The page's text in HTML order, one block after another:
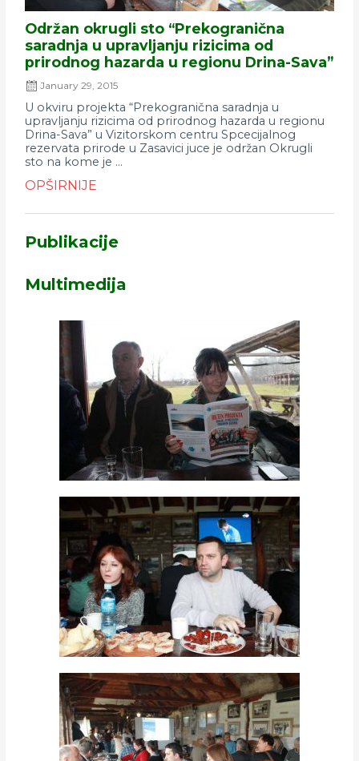
Održan okrugli sto “Prekogranična
saradnja u upravljanju rizicima od
prirodnog hazarda u regionu Drina-Sava”
January 29, 2015
U okviru projekta “Prekogranična saradnja u
upravljanju rizicima od prirodnog hazarda u regionu
Drina-Sava” u Vizitorskom centru Spcecijalnog
rezervata prirode u Zasavici juce je održan Okrugli
sto na kome je ...
OPŠIRNIJE
Publikacije
Multimedija